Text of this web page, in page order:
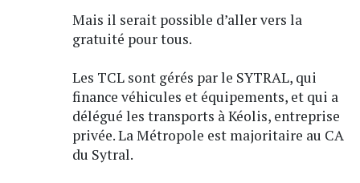
Mais il serait possible d’aller vers la
gratuité pour tous.
Les TCL sont gérés par le SYTRAL, qui
finance véhicules et équipements, et qui a
délégué les transports à Kéolis, entreprise
privée. La Métropole est majoritaire au CA
du Sytral.